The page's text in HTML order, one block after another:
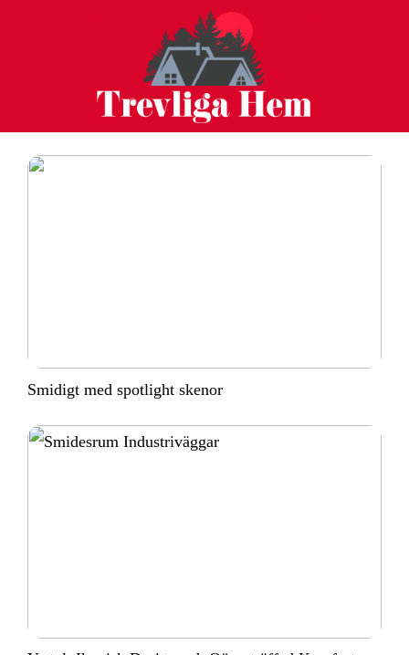
Smidigt med spotlight skenor